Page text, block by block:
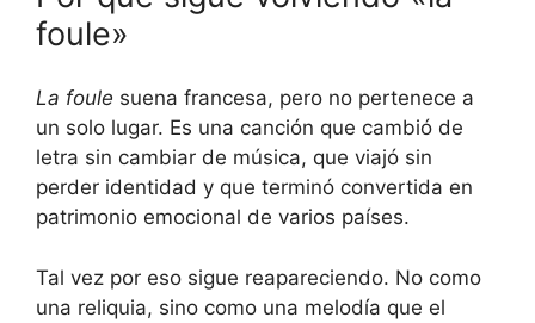
foule»
La foule suena francesa, pero no pertenece a
un solo lugar. Es una canción que cambió de
letra sin cambiar de música, que viajó sin
perder identidad y que terminó convertida en
patrimonio emocional de varios países.
Tal vez por eso sigue reapareciendo. No como
una reliquia, sino como una melodía que el